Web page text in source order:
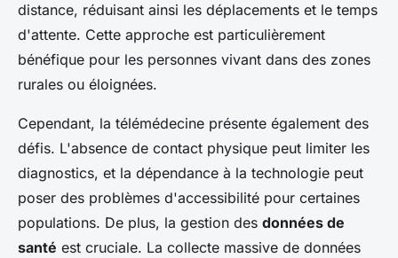
distance, réduisant ainsi les déplacements et le temps
d'attente. Cette approche est particulièrement
bénéfique pour les personnes vivant dans des zones
rurales ou éloignées.
Cependant, la télémédecine présente également des
défis. L'absence de contact physique peut limiter les
diagnostics, et la dépendance à la technologie peut
poser des problèmes d'accessibilité pour certaines
populations. De plus, la gestion des données de
santé est cruciale. La collecte massive de données